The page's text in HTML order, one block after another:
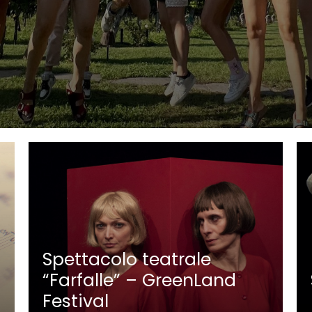
Spettacolo teatrale
“Farfalle” – GreenLand
Festival